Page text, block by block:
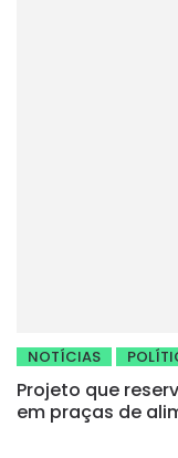
NOTÍCIAS
Projeto que
em praças de